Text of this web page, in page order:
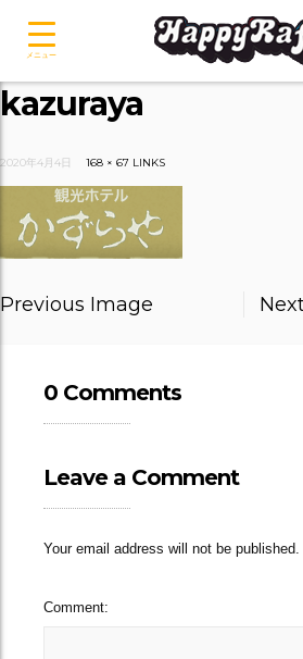
kazuraya
2020年4月4日 168 × 67 LINKS
Previous Image
0 Comments
Leave a Comment
Your email address will not be published.
Comment:
メニュー